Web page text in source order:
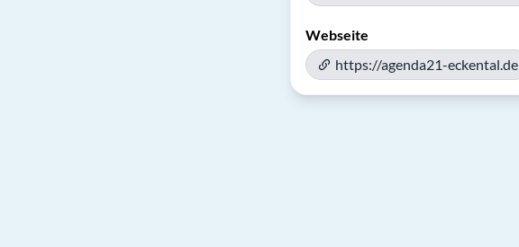
Webseite
https://agenda21-eckental.de